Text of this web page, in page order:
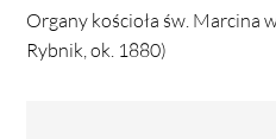
Organy kościoła św. Marcina
Rybnik, ok. 1880)